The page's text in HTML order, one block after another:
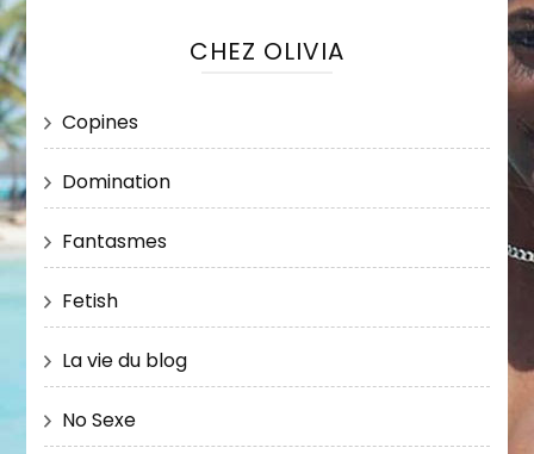
CHEZ OLIVIA
Copines
Domination
Fantasmes
Fetish
La vie du blog
No Sexe